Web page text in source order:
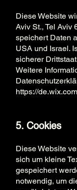
Diese Website
Aviv St., Tel Aviv
speichert Daten
USA und Israel.
sicherer
Weitere
https://
5. Cookies
Diese Website
sich um kleine
gespeichert
notwendig, um